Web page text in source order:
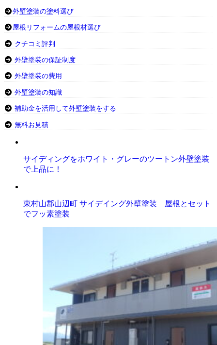
外壁塗装の塗料選び
屋根リフォームの屋根材選び
クチコミ評判
外壁塗装の保証制度
外壁塗装の費用
外壁塗装の知識
補助金を活用して外壁塗装をする
無料お見積
サイディングをホワイト・グレーのツートン外壁塗装
で上品に！
東村山郡山辺町 サイデイング外壁塗装 屋根とセット
でフッ素塗装